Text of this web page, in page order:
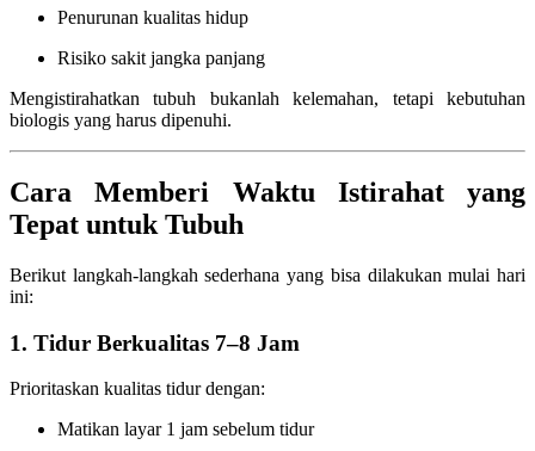
Penurunan kualitas hidup
Risiko sakit jangka panjang
Mengistirahatkan tubuh bukanlah kelemahan, tetapi kebutuhan
biologis yang harus dipenuhi.
Cara Memberi Waktu Istirahat yang
Tepat untuk Tubuh
Berikut langkah-langkah sederhana yang bisa dilakukan mulai hari
ini:
1. Tidur Berkualitas 7–8 Jam
Prioritaskan kualitas tidur dengan:
Matikan layar 1 jam sebelum tidur